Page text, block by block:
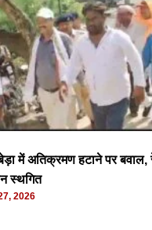
में अतिक्रमण हटाने पर बवाल,
स्थगित
2026